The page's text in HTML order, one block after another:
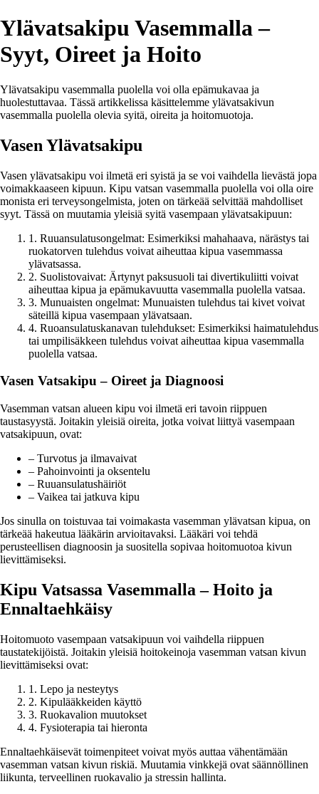
Ylävatsakipu Vasemmalla –
Syyt, Oireet ja Hoito
Ylävatsakipu vasemmalla puolella voi olla epämukavaa ja
huolestuttavaa. Tässä artikkelissa käsittelemme ylävatsakivun
vasemmalla puolella olevia syitä, oireita ja hoitomuotoja.
Vasen Ylävatsakipu
Vasen ylävatsakipu voi ilmetä eri syistä ja se voi vaihdella lievästä jopa
voimakkaaseen kipuun. Kipu vatsan vasemmalla puolella voi olla oire
monista eri terveysongelmista, joten on tärkeää selvittää mahdolliset
syyt. Tässä on muutamia yleisiä syitä vasempaan ylävatsakipuun:
1. Ruuansulatusongelmat: Esimerkiksi mahahaava, närästys tai
ruokatorven tulehdus voivat aiheuttaa kipua vasemmassa
ylävatsassa.
2. Suolistovaivat: Ärtynyt paksusuoli tai divertikuliitti voivat
aiheuttaa kipua ja epämukavuutta vasemmalla puolella vatsaa.
3. Munuaisten ongelmat: Munuaisten tulehdus tai kivet voivat
säteillä kipua vasempaan ylävatsaan.
4. Ruoansulatuskanavan tulehdukset: Esimerkiksi haimatulehdus
tai umpilisäkkeen tulehdus voivat aiheuttaa kipua vasemmalla
puolella vatsaa.
Vasen Vatsakipu – Oireet ja Diagnoosi
Vasemman vatsan alueen kipu voi ilmetä eri tavoin riippuen
taustasyystä. Joitakin yleisiä oireita, jotka voivat liittyä vasempaan
vatsakipuun, ovat:
– Turvotus ja ilmavaivat
– Pahoinvointi ja oksentelu
– Ruuansulatushäiriöt
– Vaikea tai jatkuva kipu
Jos sinulla on toistuvaa tai voimakasta vasemman ylävatsan kipua, on
tärkeää hakeutua lääkärin arvioitavaksi. Lääkäri voi tehdä
perusteellisen diagnoosin ja suositella sopivaa hoitomuotoa kivun
lievittämiseksi.
Kipu Vatsassa Vasemmalla – Hoito ja
Ennaltaehkäisy
Hoitomuoto vasempaan vatsakipuun voi vaihdella riippuen
taustatekijöistä. Joitakin yleisiä hoitokeinoja vasemman vatsan kivun
lievittämiseksi ovat:
1. Lepo ja nesteytys
2. Kipulääkkeiden käyttö
3. Ruokavalion muutokset
4. Fysioterapia tai hieronta
Ennaltaehkäisevät toimenpiteet voivat myös auttaa vähentämään
vasemman vatsan kivun riskiä. Muutamia vinkkejä ovat säännöllinen
liikunta, terveellinen ruokavalio ja stressin hallinta.